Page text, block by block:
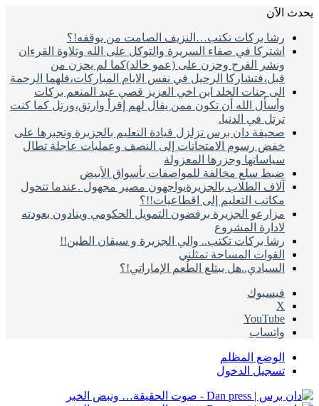
يحدث الاَن
رشا بركات تكتب…النزيف الصامت من يوقفه!؟
اشتركا في صفاء السريرة والتوكل على الله وتلاوة القرءان
ونشر الفرح وحزن على (عمو خالد)كما لم يحزن من
قبل،فتشاركا الرحيل في نفس الايام المباركات،فلهما الرحمة
الى جنات الخلد ابن اخي العزيز قصي عبد المنعم بركات
وأسأل الله أن تكون ممن يقال لهم إقرأ وارتق،ورتل كما كنت
ترتل في الدنيا.
صحيفة دان برس تزلزل قيادة التعليم بالجزيرة وتجبرها على
خفض رسوم الامتحانات إلى النصف وعمليات عاجلة تطال
سياساتها وجزرها المعزولة
ضبط سلع مخالفة للمواصفات بأسواق الأبيض
آلاف الطلاب بالجزيرةيواجهون مصير مجهول .عندما تتحول
مكاتب التعليم إلى اقطاعيات!!؟
مزارعو الجزيرة برفضون التمويل الحكومي وينادون بعودته
لادارة المشروع
رشا بركات تكتب.. والي الجزيرة و سيقان الطين!!
القوات المساحة تمثلني
السيادي..هل يبتلع الطُعم الإماراتي!؟
فيسبوك
‫X
‫YouTube
واتساب
الوضع المظلم
تسجيل الدخول